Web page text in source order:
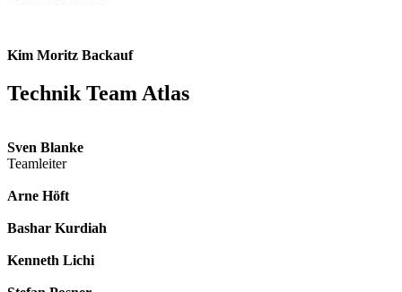
Kim Moritz Backauf
Technik Team Atlas
Sven Blanke
Teamleiter
Arne Höft
Bashar Kurdiah
Kenneth Lichi